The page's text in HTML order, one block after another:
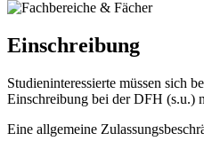
Einschreibung
Studieninteressierte müssen sich
Einschreibung bei der DFH (s.u.)
Eine allgemeine